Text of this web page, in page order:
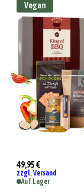
Vegan
49,95 €
zzgl. Versand
Auf Lager